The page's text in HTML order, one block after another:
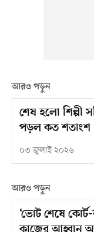
আরও পড়ুন
শেষ হলো শিল্পী
পড়ল কত শতাংশ
০৩ জুলাই ২০২৬
আরও পড়ুন
‘ভোট শেষে